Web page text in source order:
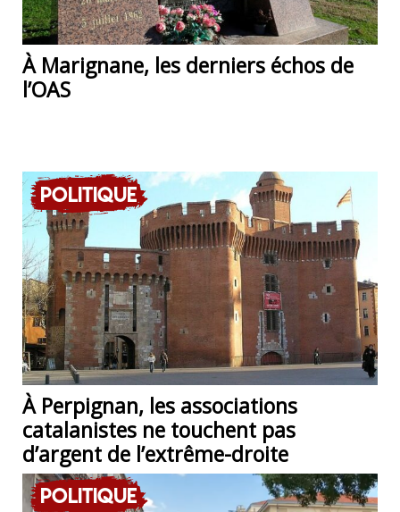
À Marignane, les derniers échos de
l’OAS
Politique
À Perpignan, les associations
catalanistes ne touchent pas
d’argent de l’extrême-droite
Politique